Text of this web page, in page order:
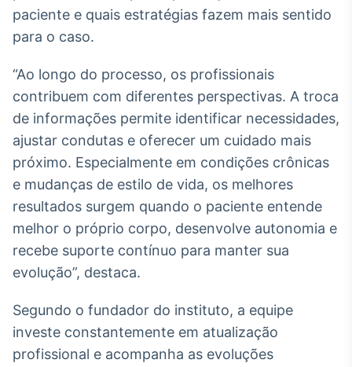
paciente e quais estratégias fazem mais sentido
para o caso.
“Ao longo do processo, os profissionais
contribuem com diferentes perspectivas. A troca
de informações permite identificar necessidades,
ajustar condutas e oferecer um cuidado mais
próximo. Especialmente em condições crônicas
e mudanças de estilo de vida, os melhores
resultados surgem quando o paciente entende
melhor o próprio corpo, desenvolve autonomia e
recebe suporte contínuo para manter sua
evolução”, destaca.
Segundo o fundador do instituto, a equipe
investe constantemente em atualização
profissional e acompanha as evoluções